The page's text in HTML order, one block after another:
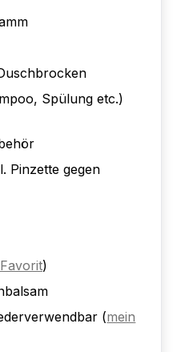
Spülung etc.)
Pinzette gegen
)
(mein